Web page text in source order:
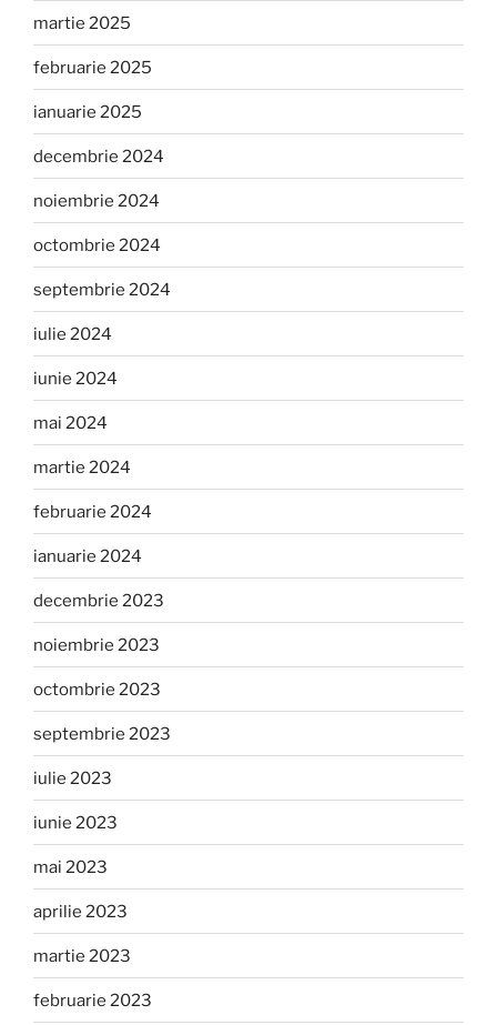
martie 2025
februarie 2025
ianuarie 2025
decembrie 2024
noiembrie 2024
octombrie 2024
septembrie 2024
iulie 2024
iunie 2024
mai 2024
martie 2024
februarie 2024
ianuarie 2024
decembrie 2023
noiembrie 2023
octombrie 2023
septembrie 2023
iulie 2023
iunie 2023
mai 2023
aprilie 2023
martie 2023
februarie 2023